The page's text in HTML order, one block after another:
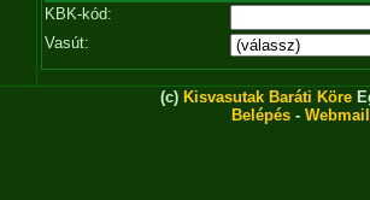
KBK-kód:
Vasút:
(c) Kisvasutak Baráti Köre
Belépés - Webmail